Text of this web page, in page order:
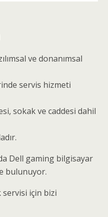
ve donanımsal
servis hizmeti
sokak ve caddesi dahil
Dell gaming bilgisayar
bulunuyor.
için bizi